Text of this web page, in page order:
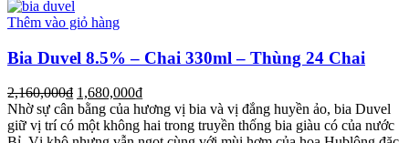
Thêm vào giỏ hàng
Bia Duvel 8.5% – Chai 330ml – Thùng 24 Chai
2,160,000₫ 1,680,000₫
Nhờ sự cân bằng của hương vị bia và vị đắng huyền ảo, bia Duvel
giữ vị trí có một không hai trong truyền thống bia giàu có của nước